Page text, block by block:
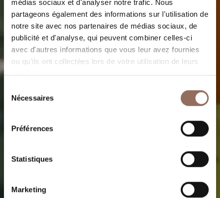
médias sociaux et d'analyser notre trafic. Nous
partageons également des informations sur l'utilisation de
notre site avec nos partenaires de médias sociaux, de
publicité et d'analyse, qui peuvent combiner celles-ci
avec d'autres informations que vous leur avez fournies
ou qu'ils ont collectées lors de votre utilisation de leurs
services.
Nécessaires
Préférences
Statistiques
Marketing
Bienvenue en Langhe
Monferrato Roero
Choisissez vos vacances
Relax